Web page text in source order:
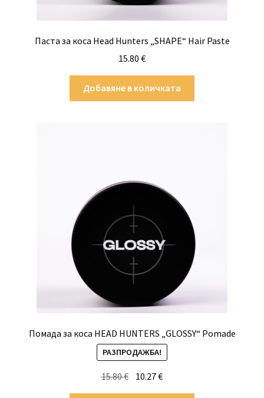
Паста за коса Head Hunters „SHAPE“ Hair Paste
15.80 €
Добавяне в количката
Помада за коса HEAD HUNTERS „GLOSSY“ Pomade
РАЗПРОДАЖБА!
15.80€ Original
price
10.27€Текущата
цена